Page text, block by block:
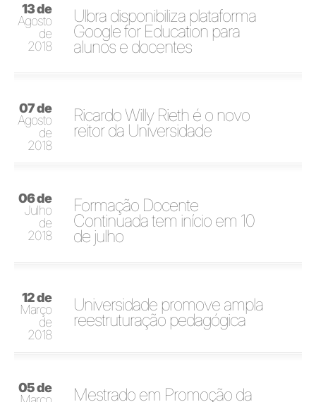
13 de
Agosto
de
2018
Ulbra disponibiliza plataforma
Google for Education para
alunos e docentes
07 de
Agosto
de
2018
Ricardo Willy Rieth é o novo
reitor da Universidade
06 de
Julho
de
2018
Formação Docente
Continuada tem início em 10
de julho
12 de
Março
de
2018
Universidade promove ampla
reestruturação pedagógica
05 de
Mestrado em Promoção da